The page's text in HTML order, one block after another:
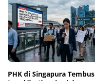
PHK di Singapura Tembus